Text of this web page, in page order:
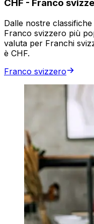
CHF - Franco
Dalle nostre
Franco svizzero più
valuta per Franchi
è CHF.
Franco svizzero